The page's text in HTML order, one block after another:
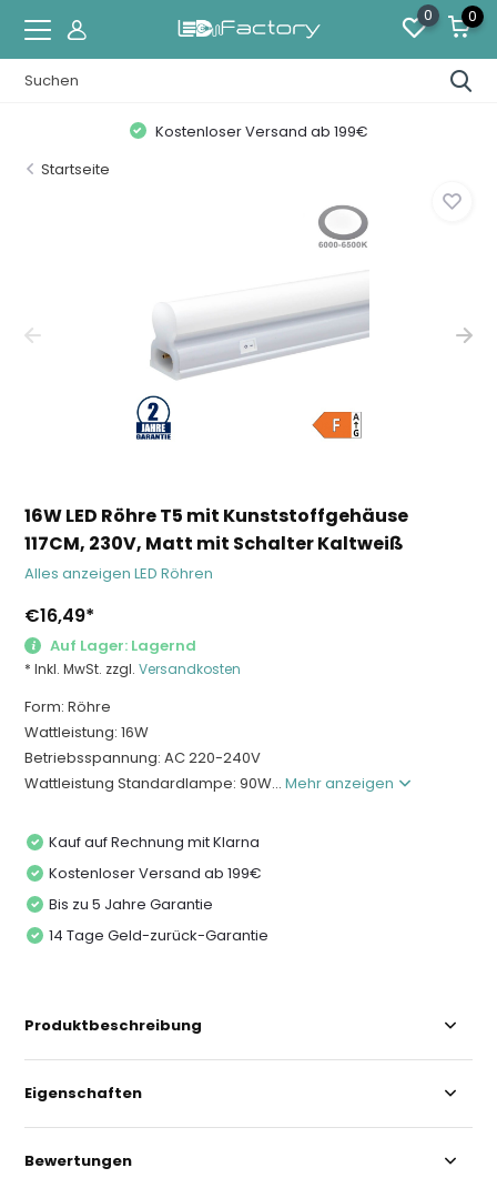
0 0
Kostenloser Versand ab 199€
Startseite
16W LED Röhre T5 mit Kunststoffgehäuse
117CM, 230V, Matt mit Schalter Kaltweiß
Alles anzeigen LED Röhren
€16,49*
Auf Lager: Lagernd
* Inkl. MwSt. zzgl.Versandkosten
Form: Röhre
Wattleistung: 16W
Betriebsspannung: AC 220-240V
Wattleistung Standardlampe: 90W...Mehr anzeigen
Kauf auf Rechnung mit Klarna
Kostenloser Versand ab 199€
Bis zu 5 Jahre Garantie
14 Tage Geld-zurück-Garantie
Produktbeschreibung
Eigenschaften
Bewertungen